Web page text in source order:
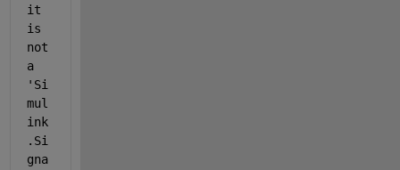
it
is
not
a
'Si
mul
ink
.Si
gna